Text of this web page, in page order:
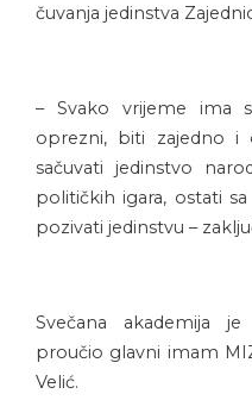
čuvanja jedinstva
– Svako vrijeme ima
oprezni, biti zajedno i
sačuvati jedinstvo
političkih igara, ostati
pozivati jedinstvu –
Svečana akademija
proučio glavni imam
Velić.